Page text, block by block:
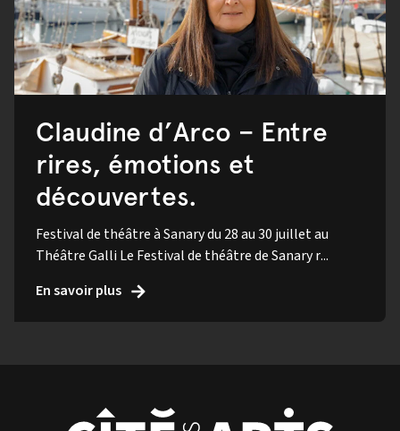
Claudine d’Arco – Entre
rires, émotions et
découvertes.
Festival de théâtre à Sanary du 28 au 30 juillet au
Théâtre Galli Le Festival de théâtre de Sanary r...
En savoir plus